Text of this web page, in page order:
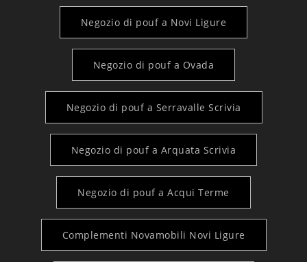
Negozio di pouf a Novi Ligure
Negozio di pouf a Ovada
Negozio di pouf a Serravalle Scrivia
Negozio di pouf a Arquata Scrivia
Negozio di pouf a Acqui Terme
Complementi Novamobili Novi Ligure